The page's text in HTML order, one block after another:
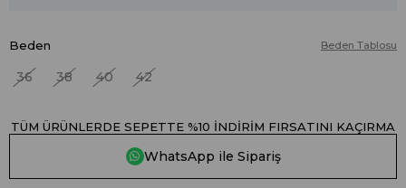
Beden
36 38 40 42
Beden Tablosu
TÜM ÜRÜNLERDE SEPETTE %10 İNDİRİM FIRSATINI KAÇIRMA
WhatsApp ile Sipariş